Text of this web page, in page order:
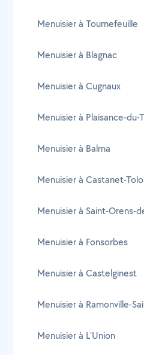
Menuisier à Tournefeuille
Menuisier à Blagnac
Menuisier à Cugnaux
Menuisier à Plaisance-du-
Menuisier à Balma
Menuisier à Castanet-
Menuisier à Saint-Orens-
Menuisier à Fonsorbes
Menuisier à Castelginest
Menuisier à Ramonville-
Menuisier à L'Union